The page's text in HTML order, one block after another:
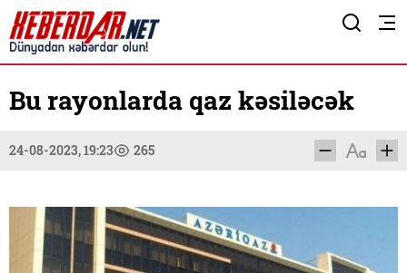
Bu rayonlarda qaz kəsiləcək
24-08-2023, 19:23 265